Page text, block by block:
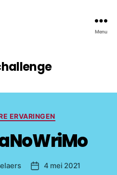
Menu
Categorieën
ERVARINGEN
Berichtdatum
4 mei 2021